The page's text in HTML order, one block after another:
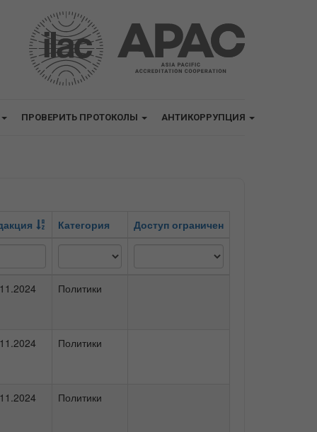
ПРОВЕРИТЬ ПРОТОКОЛЫ АНТИКОРРУПЦИЯ
Категория Доступ ограничен
Политики
Политики
Политики